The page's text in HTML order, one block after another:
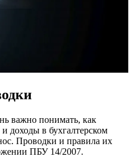
важно понимать, как
доходы в бухгалтерском
Проводки и правила их
ПБУ 14/2007.